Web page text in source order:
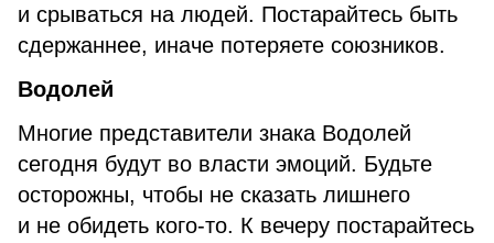
и срываться на людей. Постарайтесь быть
сдержаннее, иначе потеряете союзников.
Водолей
Многие представители знака Водолей
сегодня будут во власти эмоций. Будьте
осторожны, чтобы не сказать лишнего
и не обидеть кого-то. К вечеру постарайтесь